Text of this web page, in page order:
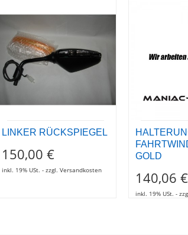
LINKER RÜCKSPIEGEL
150,00 €
inkl. 19% USt. - zzgl. Versandkosten
GOLD
140,06 €
inkl. 19% USt. -